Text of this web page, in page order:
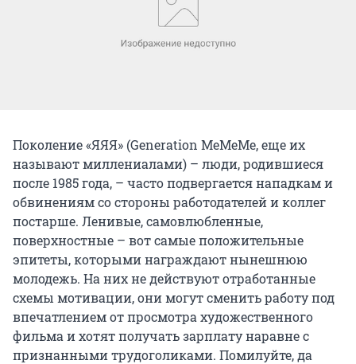
Поколение «ЯЯЯ» (Generation MeMeMe, еще их
называют миллениалами) – люди, родившиеся
после 1985 года, – часто подвергается нападкам и
обвинениям со стороны работодателей и коллег
постарше. Ленивые, самовлюбленные,
поверхностные – вот самые положительные
эпитеты, которыми награждают нынешнюю
молодежь. На них не действуют отработанные
схемы мотивации, они могут сменить работу под
впечатлением от просмотра художественного
фильма и хотят получать зарплату наравне с
признанными трудоголиками. Помилуйте, да